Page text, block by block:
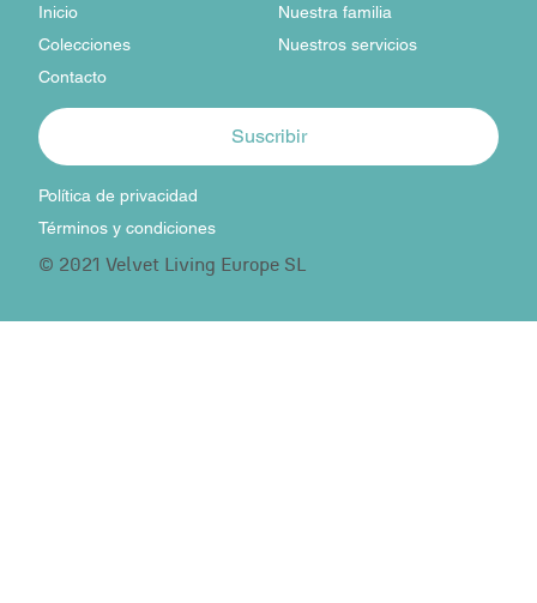
Colecciones Nuestros servicios
Inicio
Contacto
Nuestra familia
© 2021 Velvet Living Europe SL
Términos y condiciones
Política de privacidad
Suscribir